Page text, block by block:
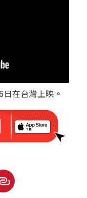
日在台灣上映。